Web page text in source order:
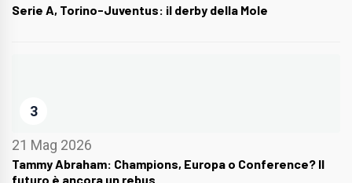
Serie A, Torino-Juventus: il derby della Mole
3
21 Mag 2026
Tammy Abraham: Champions, Europa o Conference? Il
futuro è ancora un rebus